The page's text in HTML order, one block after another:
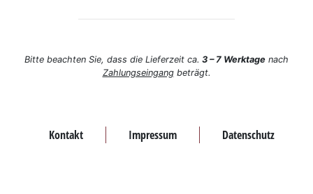
Bitte beachten Sie, dass die Lieferzeit ca. 3 – 7 Werktage nach
Zahlungseingangbeträgt.
Kontakt Impressum Datenschutz